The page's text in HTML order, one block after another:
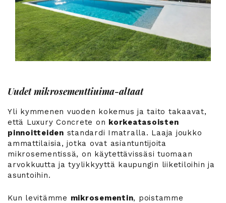
Uudet mikrosementtiuima-altaat
Yli kymmenen vuoden kokemus ja taito takaavat,
että Luxury Concrete on korkeatasoisten
pinnoitteiden standardi Imatralla. Laaja joukko
ammattilaisia, jotka ovat asiantuntijoita
mikrosementissä, on käytettävissäsi tuomaan
arvokkuutta ja tyylikkyyttä kaupungin liiketiloihin ja
asuntoihin.
Kun levitämme mikrosementin, poistamme